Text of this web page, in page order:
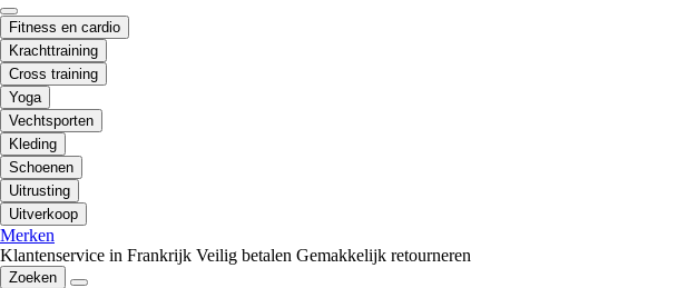
Fitness en cardio
Krachttraining
Cross training
Yoga
Vechtsporten
Kleding
Schoenen
Uitrusting
Uitverkoop
Merken
Klantenservice in Frankrijk Veilig betalen Gemakkelijk retourneren
Zoeken